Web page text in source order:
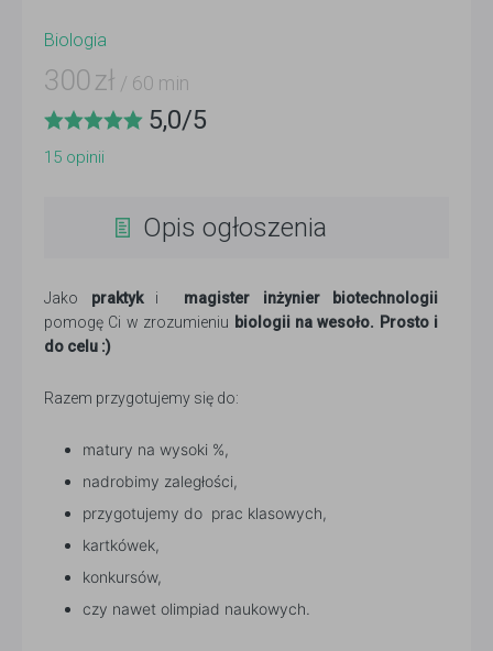
Biologia
300 zł / 60 min
5,0/5
15 opinii
Opis ogłoszenia
Jako praktyki magister inżynier biotechnologii
pomogę Ci w zrozumieniu biologii na wesoło. Prosto i
do celu :)
Razem przygotujemy się do:
matury na wysoki %,
nadrobimy zaległości,
przygotujemy do prac klasowych,
kartkówek,
konkursów,
czy nawet olimpiad naukowych.